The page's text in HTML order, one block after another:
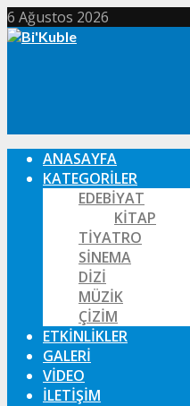
6 Ağustos 2026
ANASAYFA
KATEGORILER
EDEBIYAT
KITAP
TIYATRO
SINEMA
DIZI
MÜZIK
ÇIZIM
ETKINLIKLER
GALERI
VIDEO
İLETIŞIM